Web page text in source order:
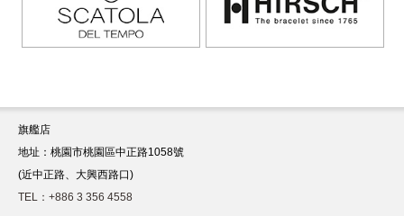
旗艦店
地址：桃園市桃園區中正路1058號
(近中正路、大興西路口)
TEL：+886 3 356 4558